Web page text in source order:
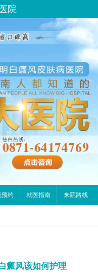
院
预约 就医指南 来院路线
癜风该如何护理